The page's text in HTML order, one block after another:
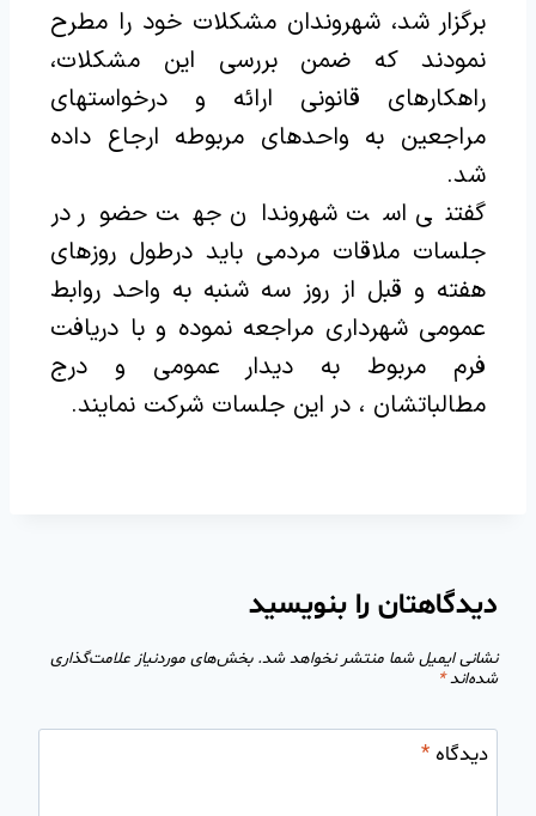
برگزار شد، شهروندان مشکلات خود را مطرح
نمودند که ضمن بررسی این مشکلات،
راهکارهای قانونی ارائه و درخواستهای
مراجعین به واحدهای مربوطه ارجاع داده
شد.
گفتنی است شهروندان جهت حضور در
جلسات ملاقات مردمی باید درطول روزهای
هفته و قبل از روز سه شنبه به واحد روابط
عمومی شهرداری مراجعه نموده و با دریافت
فرم مربوط به دیدار عمومی و درج
مطالباتشان ، در این جلسات شرکت نمایند.
دیدگاهتان را بنویسید
نشانی ایمیل شما منتشر نخواهد شد. بخش‌های موردنیاز علامت‌گذاری
شده‌اند*
دیدگاه*